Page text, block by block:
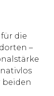
die
–
beiden